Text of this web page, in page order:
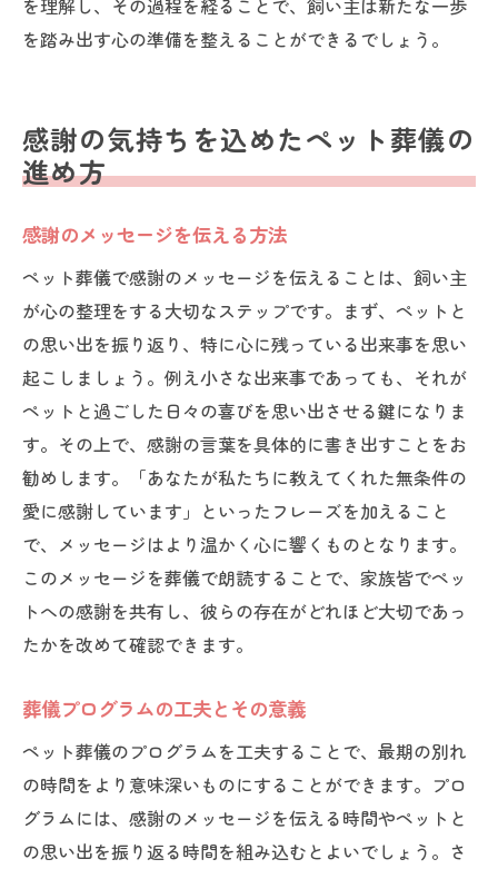
を理解し、その過程を経ることで、飼い主は新たな一歩
を踏み出す心の準備を整えることができるでしょう。
感謝の気持ちを込めたペット葬儀の
進め方
感謝のメッセージを伝える方法
ペット葬儀で感謝のメッセージを伝えることは、飼い主
が心の整理をする大切なステップです。まず、ペットと
の思い出を振り返り、特に心に残っている出来事を思い
起こしましょう。例え小さな出来事であっても、それが
ペットと過ごした日々の喜びを思い出させる鍵になりま
す。その上で、感謝の言葉を具体的に書き出すことをお
勧めします。「あなたが私たちに教えてくれた無条件の
愛に感謝しています」といったフレーズを加えること
で、メッセージはより温かく心に響くものとなります。
このメッセージを葬儀で朗読することで、家族皆でペッ
トへの感謝を共有し、彼らの存在がどれほど大切であっ
たかを改めて確認できます。
葬儀プログラムの工夫とその意義
ペット葬儀のプログラムを工夫することで、最期の別れ
の時間をより意味深いものにすることができます。プロ
グラムには、感謝のメッセージを伝える時間やペットと
の思い出を振り返る時間を組み込むとよいでしょう。さ